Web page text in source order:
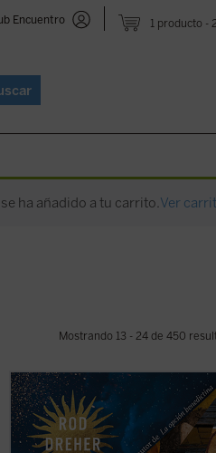
1 producto
Encuentro
ha añadido a tu carrito.Ver
Mostrando 13 - 24 de 450
Rod Dreher narra cómo Occidente fue
perdiendo su capacidad de
cómo se «desencantó», y muestra, con
ejemplos concretos y profundamente